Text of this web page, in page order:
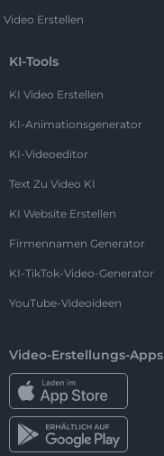
Video Erstellen
KI-Tools
KI Video Erstellen
KI-Animationsgenerator
KI-Videoeditor
Text Zu Video KI
KI Website Erstellen
Firmennamen Generator
KI-TikTok-Video-Generator
YouTube-Videoideen
Video-Erstellungs-Apps